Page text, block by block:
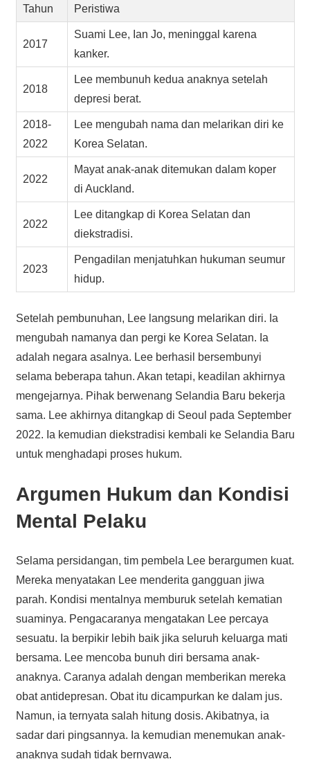
Tahun Peristiwa
2017
Suami Lee, Ian Jo, meninggal karena
kanker.
2018
Lee membunuh kedua anaknya setelah
depresi berat.
2018-
2022
Lee mengubah nama dan melarikan diri ke
Korea Selatan.
2022
Mayat anak-anak ditemukan dalam koper
di Auckland.
2022
Lee ditangkap di Korea Selatan dan
diekstradisi.
2023
Pengadilan menjatuhkan hukuman seumur
hidup.
Setelah pembunuhan, Lee langsung melarikan diri. Ia
mengubah namanya dan pergi ke Korea Selatan. Ia
adalah negara asalnya. Lee berhasil bersembunyi
selama beberapa tahun. Akan tetapi, keadilan akhirnya
mengejarnya. Pihak berwenang Selandia Baru bekerja
sama. Lee akhirnya ditangkap di Seoul pada September
2022. Ia kemudian diekstradisi kembali ke Selandia Baru
untuk menghadapi proses hukum.
Argumen Hukum dan Kondisi
Mental Pelaku
Selama persidangan, tim pembela Lee berargumen kuat.
Mereka menyatakan Lee menderita gangguan jiwa
parah. Kondisi mentalnya memburuk setelah kematian
suaminya. Pengacaranya mengatakan Lee percaya
sesuatu. Ia berpikir lebih baik jika seluruh keluarga mati
bersama. Lee mencoba bunuh diri bersama anak-
anaknya. Caranya adalah dengan memberikan mereka
obat antidepresan. Obat itu dicampurkan ke dalam jus.
Namun, ia ternyata salah hitung dosis. Akibatnya, ia
sadar dari pingsannya. Ia kemudian menemukan anak-
anaknya sudah tidak bernyawa.